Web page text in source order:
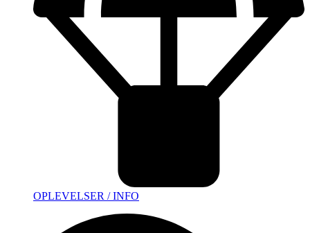
OPLEVELSER / INFO